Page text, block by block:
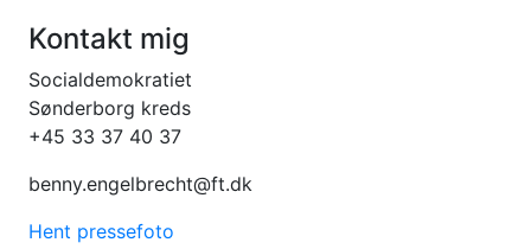
Kontakt mig
Socialdemokratiet
Sønderborg kreds
+45 33 37 40 37
benny.engelbrecht@ft.dk
Hent pressefoto